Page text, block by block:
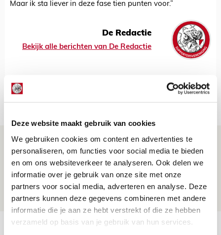
Deze website maakt gebruik van cookies
We gebruiken cookies om content en advertenties te
personaliseren, om functies voor social media te bieden
en om ons websiteverkeer te analyseren. Ook delen we
informatie over je gebruik van onze site met onze
partners voor social media, adverteren en analyse. Deze
partners kunnen deze gegevens combineren met andere
informatie die je aan ze hebt verstrekt of die ze hebben
verzameld op basis van je gebruik van hun services.
Maar ik sta liever in deze fase tien punten voor.”
De Redactie
Bekijk alle berichten van De Redactie
Net binnen //
Míchel geeft blessure-update en
spreekt over Godts, Baas en
aanwinsten
07 AUGUSTUS 2026 - 14:13
NIEUWS
Volop enthousiasme in fotoverslag van